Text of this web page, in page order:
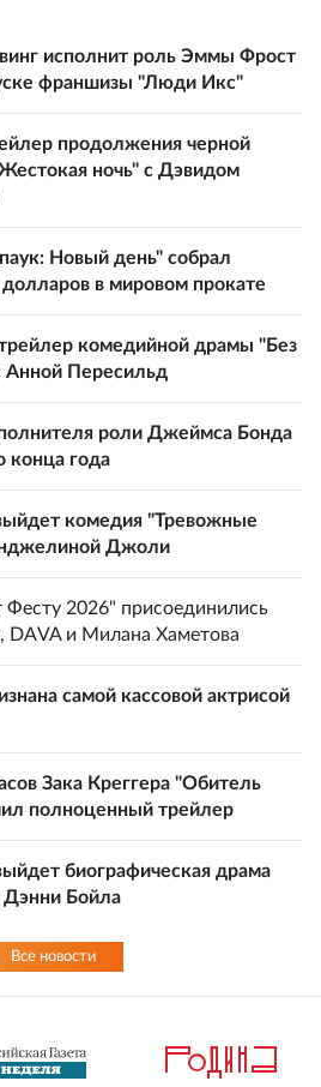
исполнит роль Эммы Фрост
франшизы "Люди Икс"
продолжения черной
ночь" с Дэвидом
Новый день" собрал
в мировом прокате
комедийной драмы "Без
Анной Пересильд
роли Джеймса Бонда
конца года
комедия "Тревожные
Джоли
Фесту 2026" присоединились
DAVA и Милана Хаметова
самой кассовой актрисой
Зака Креггера "Обитель
полноценный трейлер
биографическая драма
Бойла
Все новости